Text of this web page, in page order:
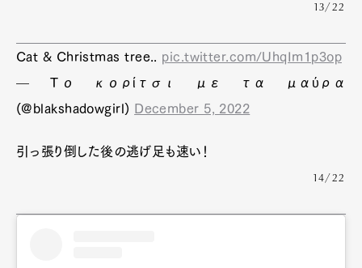
13/22
Cat & Christmas tree.. pic.twitter.com/UhqIm1p3op
— Το κορίτσι με τα μαύρα
(@blakshadowgirl)
December 5, 2022
引っ張り倒した後の逃げ足も速い！
14/22